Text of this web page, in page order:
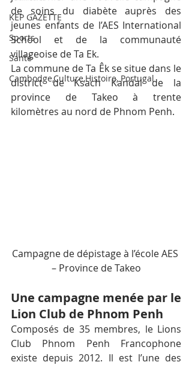
KEP GAZETTE
Sports
Santé
Cambodge,Culture,Histoire, Portugal
de soins du diabète auprès des
jeunes enfants de l’AES International
School et de la communauté
villageoise de Ta Ek.
La commune de Ta Êk se situe dans le
district de Ksach Kandal de la
province de Takeo à trente
kilomètres au nord de Phnom Penh.
Campagne de dépistage à l’école AES
– Province de Takeo
Une campagne menée par le
Lion Club de Phnom Penh
Composés de 35 membres, le Lions
Club Phnom Penh Francophone
existe depuis 2012. Il est l’une des